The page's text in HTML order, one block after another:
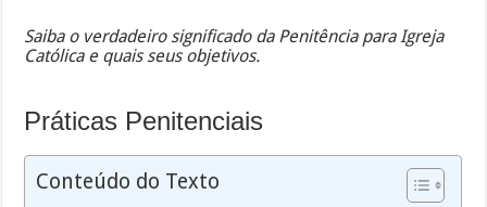
Saiba o verdadeiro significado da Penitência para Igreja
Católica e quais seus objetivos.
Práticas Penitenciais
Conteúdo do Texto